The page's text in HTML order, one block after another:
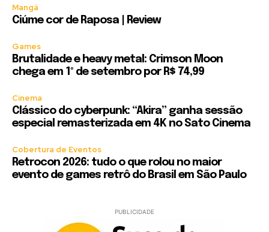
Mangá
Ciúme cor de Raposa | Review
Games
Brutalidade e heavy metal: Crimson Moon
chega em 1º de setembro por R$ 74,99
Cinema
Clássico do cyberpunk: “Akira” ganha sessão
especial remasterizada em 4K no Sato Cinema
Cobertura de Eventos
Retrocon 2026: tudo o que rolou no maior
evento de games retrô do Brasil em São Paulo
PUBLICIDADE